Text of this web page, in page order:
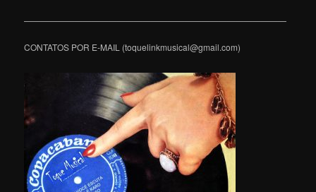
———————————————————————————————
CONTATOS POR E-MAIL (toquelinkmusical@gmail.com)